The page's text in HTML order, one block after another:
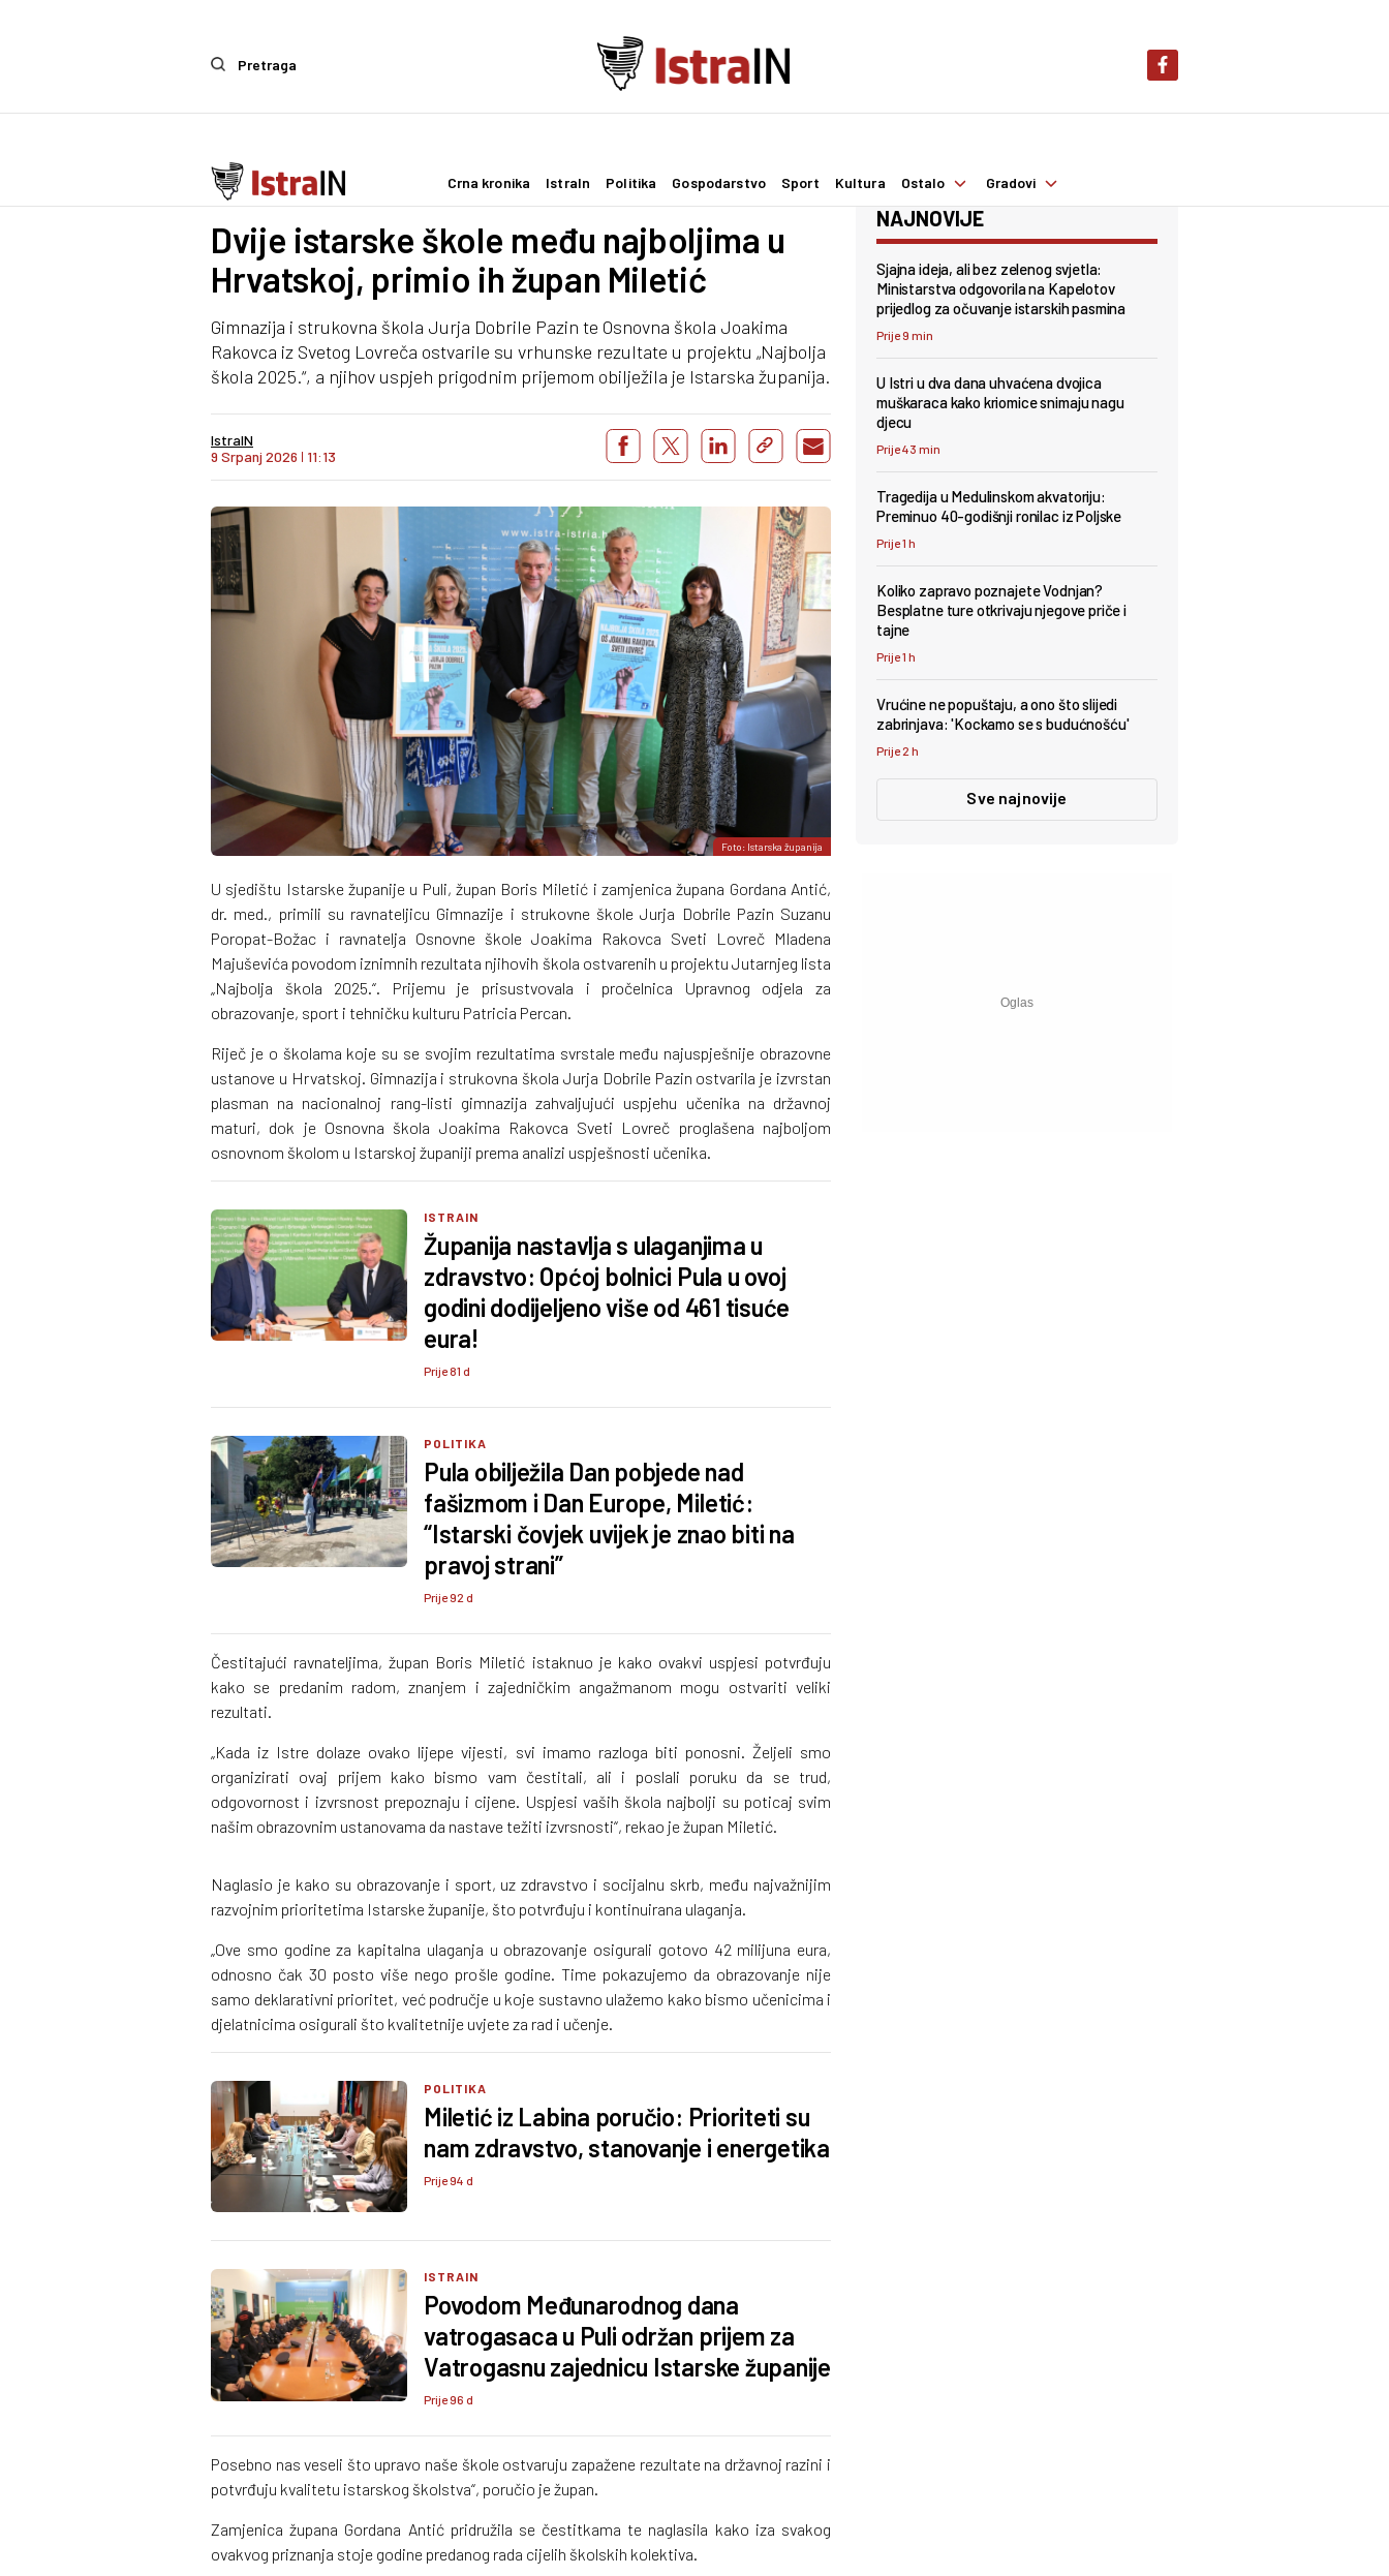
Pretraga
Crna kronika IstraIn Politika Gospodarstvo Sport Kultura Ostalo Gradovi
Politika
Dvije istarske škole među najboljima u
Hrvatskoj, primio ih župan Miletić
Gimnazija i strukovna škola Jurja Dobrile Pazin te Osnovna škola Joakima
Rakovca iz Svetog Lovreča ostvarile su vrhunske rezultate u projektu „Najbolja
škola 2025.“, a njihov uspjeh prigodnim prijemom obilježila je Istarska županija.
IstraIN
9 Srpanj 2026 I 11:13
Foto: Istarska županija
U sjedištu Istarske županije u Puli, župan Boris Miletić i zamjenica župana Gordana Antić,
dr. med., primili su ravnateljicu Gimnazije i strukovne škole Jurja Dobrile Pazin Suzanu
Poropat-Božac i ravnatelja Osnovne škole Joakima Rakovca Sveti Lovreč Mladena
Majuševića povodom iznimnih rezultata njihovih škola ostvarenih u projektu Jutarnjeg lista
„Najbolja škola 2025.“. Prijemu je prisustvovala i pročelnica Upravnog odjela za
obrazovanje, sport i tehničku kulturu Patricia Percan.
Riječ je o školama koje su se svojim rezultatima svrstale među najuspješnije obrazovne
ustanove u Hrvatskoj. Gimnazija i strukovna škola Jurja Dobrile Pazin ostvarila je izvrstan
plasman na nacionalnoj rang-listi gimnazija zahvaljujući uspjehu učenika na državnoj
maturi, dok je Osnovna škola Joakima Rakovca Sveti Lovreč proglašena najboljom
osnovnom školom u Istarskoj županiji prema analizi uspješnosti učenika.
ISTRAIN
Županija nastavlja s ulaganjima u
zdravstvo: Općoj bolnici Pula u ovoj
godini dodijeljeno više od 461 tisuće
eura!
Prije 81 d
POLITIKA
Pula obilježila Dan pobjede nad
fašizmom i Dan Europe, Miletić:
“Istarski čovjek uvijek je znao biti na
pravoj strani”
Prije 92 d
Čestitajući ravnateljima, župan Boris Miletić istaknuo je kako ovakvi uspjesi potvrđuju
kako se predanim radom, znanjem i zajedničkim angažmanom mogu ostvariti veliki
rezultati.
„Kada iz Istre dolaze ovako lijepe vijesti, svi imamo razloga biti ponosni. Željeli smo
organizirati ovaj prijem kako bismo vam čestitali, ali i poslali poruku da se trud,
odgovornost i izvrsnost prepoznaju i cijene. Uspjesi vaših škola najbolji su poticaj svim
našim obrazovnim ustanovama da nastave težiti izvrsnosti“, rekao je župan Miletić.
Naglasio je kako su obrazovanje i sport, uz zdravstvo i socijalnu skrb, među najvažnijim
razvojnim prioritetima Istarske županije, što potvrđuju i kontinuirana ulaganja.
„Ove smo godine za kapitalna ulaganja u obrazovanje osigurali gotovo 42 milijuna eura,
odnosno čak 30 posto više nego prošle godine. Time pokazujemo da obrazovanje nije
samo deklarativni prioritet, već područje u koje sustavno ulažemo kako bismo učenicima i
djelatnicima osigurali što kvalitetnije uvjete za rad i učenje.
POLITIKA
Miletić iz Labina poručio: Prioriteti su
nam zdravstvo, stanovanje i energetika
Prije 94 d
ISTRAIN
Povodom Međunarodnog dana
vatrogasaca u Puli održan prijem za
Vatrogasnu zajednicu Istarske županije
Prije 96 d
Posebno nas veseli što upravo naše škole ostvaruju zapažene rezultate na državnoj razini i
potvrđuju kvalitetu istarskog školstva“, poručio je župan.
Zamjenica župana Gordana Antić pridružila se čestitkama te naglasila kako iza svakog
ovakvog priznanja stoje godine predanog rada cijelih školskih kolektiva.
NAJNOVIJE
Sjajna ideja, ali bez zelenog svjetla:
Ministarstva odgovorila na Kapelotov
prijedlog za očuvanje istarskih pasmina
Prije 9 min
U Istri u dva dana uhvaćena dvojica
muškaraca kako kriomice snimaju nagu
djecu
Prije 43 min
Tragedija u Medulinskom akvatoriju:
Preminuo 40-godišnji ronilac iz Poljske
Prije 1 h
Koliko zapravo poznajete Vodnjan?
Besplatne ture otkrivaju njegove priče i
tajne
Prije 1 h
Vrućine ne popuštaju, a ono što slijedi
zabrinjava: 'Kockamo se s budućnošću'
Prije 2 h
Sve najnovije